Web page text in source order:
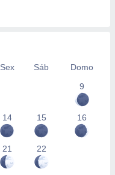
Sex Sáb
Domo
9
14 15 16
21 22